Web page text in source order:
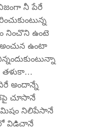
నీ పేరే
నించొని ఉంటె
ఉంటా
తళుకా…
అందాన్నే
చూసానే
నిలిపేసానే
విడిచానే